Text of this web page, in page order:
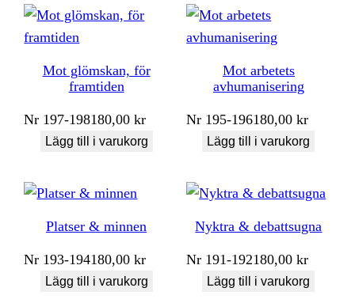
Mot glömskan, för
framtiden
Nr 197-198180,00kr
Lägg till i varukorg
Mot arbetets
avhumanisering
Nr 195-196180,00kr
Lägg till i varukorg
Platser & minnen
Nr 193-194180,00kr
Lägg till i varukorg
Nyktra & debattsugna
Nr 191-192180,00kr
Lägg till i varukorg